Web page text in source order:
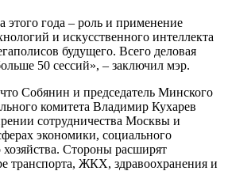
этого года – роль и применение
и искусственного интеллекта
будущего. Всего деловая
50 сессий», – заключил мэр.
Собянин и председатель Минского
комитета Владимир Кухарев
сотрудничества Москвы и
экономики, социального
хозяйства. Стороны расширят
транспорта, ЖКХ, здравоохранения и